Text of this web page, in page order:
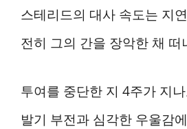
스테리드의 대사 속도는 지
전히 그의 간을 장악한 채 떠
투여를 중단한 지 4주가 지
발기 부전과 심각한 우울감